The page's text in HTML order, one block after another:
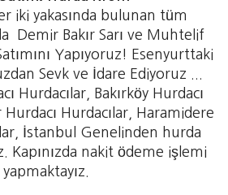
iki yakasında bulunan tüm
Demir Bakır Sarı ve Muhtelif
Yapıyoruz! Esenyurttaki
Sevk ve İdare Ediyoruz ...
Hurdacılar, Bakırköy Hurdacı
Hurdacılar, Haramidere
İstanbul Genelinden hurda
Kapınızda nakit ödeme işlemi
yapmaktayız.